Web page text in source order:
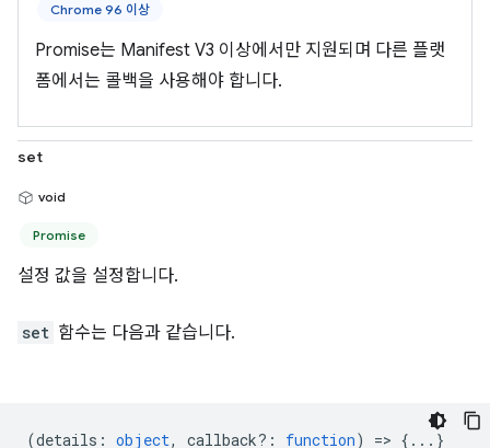
Chrome 96 이상
Promise는 Manifest V3 이상에서만 지원되며 다른 플랫
폼에서는 콜백을 사용해야 합니다.
set
void
Promise
설정 값을 설정합니다.
set 함수는 다음과 같습니다.
(details : object, callback? : function) => {...}